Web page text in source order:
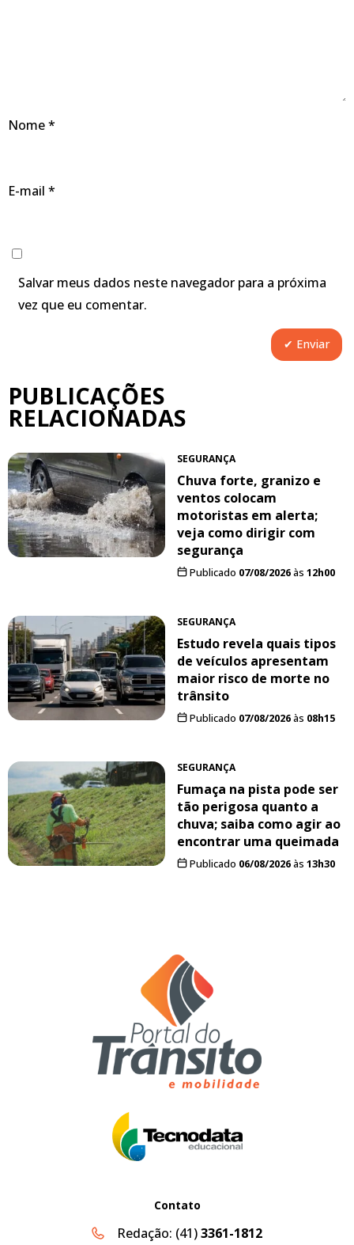
Nome*
E-mail *
Salvar meus dados neste navegador para a próxima
vez que eu comentar.
PUBLICAÇÕES
RELACIONADAS
SEGURANÇA
Chuva forte, granizo e
ventos colocam
motoristas em alerta;
veja como dirigir com
segurança
Publicado 07/08/2026às 12h00
SEGURANÇA
Estudo revela quais tipos
de veículos apresentam
maior risco de morte no
trânsito
Publicado 07/08/2026às 08h15
SEGURANÇA
Fumaça na pista pode ser
tão perigosa quanto a
chuva; saiba como agir ao
encontrar uma queimada
Publicado 06/08/2026às 13h30
Contato
Redação: (41)3361-1812